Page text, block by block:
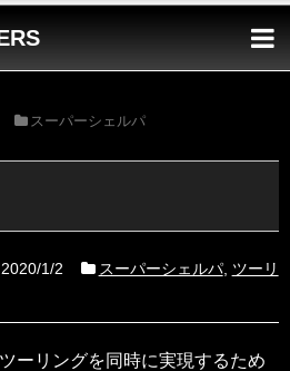
スーパーシェルパ
2020/1/2 スーパーシェルパ, ツーリ
ーリングを同時に実現するため